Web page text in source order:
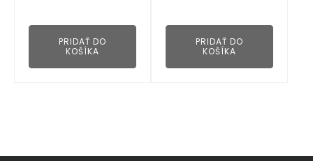
PRIDAŤ DO
KOŠÍKA
PRIDAŤ DO
KOŠÍKA